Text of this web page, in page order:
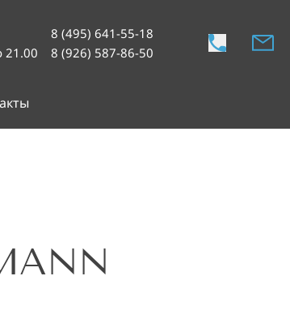
21.00
8 (495) 641-55-18
8 (926) 587-86-50